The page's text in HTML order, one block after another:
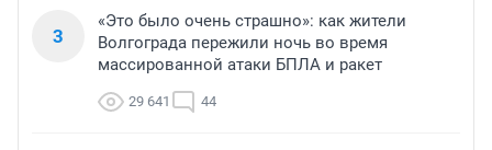
3
«Это было очень страшно»: как жители
Волгограда пережили ночь во время
массированной атаки БПЛА и ракет
29 641 44